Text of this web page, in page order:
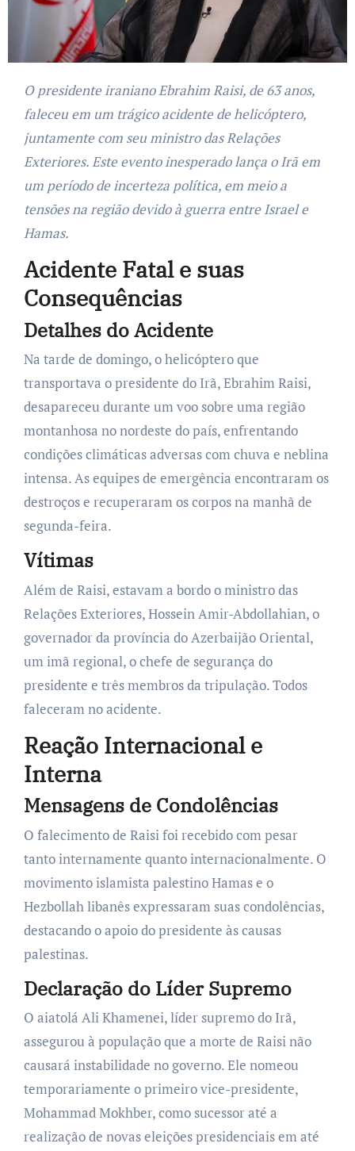
O presidente iraniano Ebrahim Raisi, de 63 anos,
faleceu em um trágico acidente de helicóptero,
juntamente com seu ministro das Relações
Exteriores. Este evento inesperado lança o Irã em
um período de incerteza política, em meio a
tensões na região devido à guerra entre Israel e
Hamas.
Acidente Fatal e suas
Consequências
Detalhes do Acidente
Na tarde de domingo, o helicóptero que
transportava o presidente do Irã, Ebrahim Raisi,
desapareceu durante um voo sobre uma região
montanhosa no nordeste do país, enfrentando
condições climáticas adversas com chuva e neblina
intensa. As equipes de emergência encontraram os
destroços e recuperaram os corpos na manhã de
segunda-feira.
Vítimas
Além de Raisi, estavam a bordo o ministro das
Relações Exteriores, Hossein Amir-Abdollahian, o
governador da província do Azerbaijão Oriental,
um imã regional, o chefe de segurança do
presidente e três membros da tripulação. Todos
faleceram no acidente.
Reação Internacional e
Interna
Mensagens de Condolências
O falecimento de Raisi foi recebido com pesar
tanto internamente quanto internacionalmente. O
movimento islamista palestino Hamas e o
Hezbollah libanês expressaram suas condolências,
destacando o apoio do presidente às causas
palestinas.
Declaração do Líder Supremo
O aiatolá Ali Khamenei, líder supremo do Irã,
assegurou à população que a morte de Raisi não
causará instabilidade no governo. Ele nomeou
temporariamente o primeiro vice-presidente,
Mohammad Mokhber, como sucessor até a
realização de novas eleições presidenciais em até